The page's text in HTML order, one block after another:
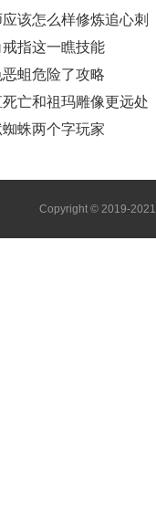
该怎么样修炼追心刺
指这一瞧技能
蛆危险了攻略
死亡和祖玛雕像更远处
蛛两个字玩家
Copyright © 2019-2021